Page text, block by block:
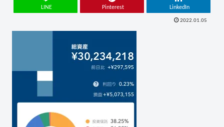
LINE Pinterest LinkedIn
2022.01.05